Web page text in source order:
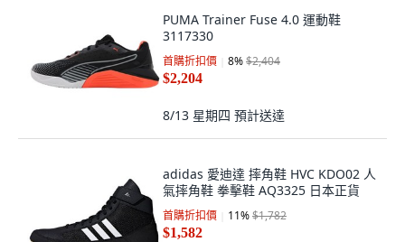
PUMA Trainer Fuse 4.0 運動鞋
3117330
首購折扣價 8%$2,404
$2,204
8/13 星期四 預計送達
adidas 愛迪達 摔角鞋 HVC KDO02 人
氣摔角鞋 拳擊鞋 AQ3325 日本正貨
首購折扣價 11%$1,782
$1,582